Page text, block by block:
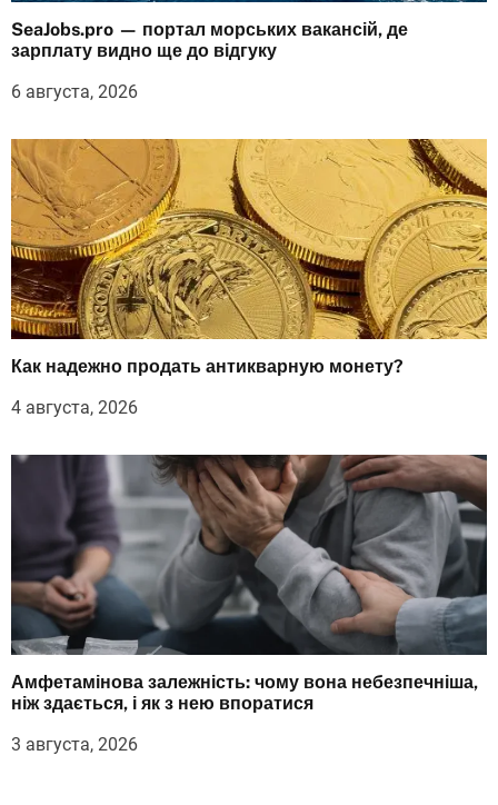
SeaJobs.pro — портал морських вакансій, де
зарплату видно ще до відгуку
6 августа, 2026
Как надежно продать антикварную монету?
4 августа, 2026
Амфетамінова залежність: чому вона небезпечніша,
ніж здається, і як з нею впоратися
3 августа, 2026